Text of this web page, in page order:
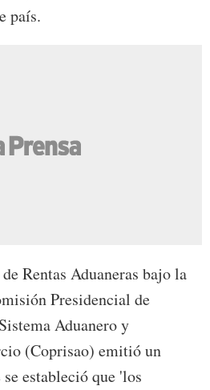
país.
Rentas Aduaneras bajo la
Presidencial de
Aduanero y
(Coprisao) emitió un
estableció que 'los